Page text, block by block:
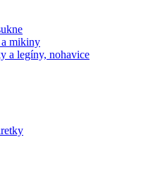
mikiny
a legíny, nohavice